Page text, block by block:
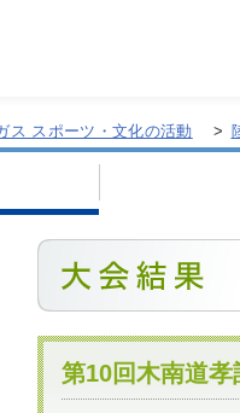
ス スポーツ・文化の活動 >
第10回木南道